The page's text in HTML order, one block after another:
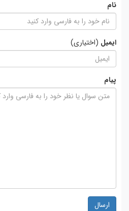
نام
ایمیل (اختیاری)
پیام
ارسال